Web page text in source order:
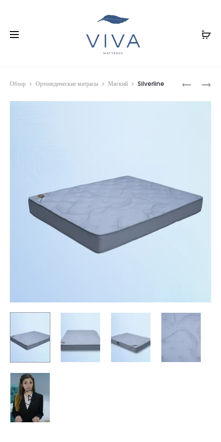
OPTIMAL
Обзор Ортопедические матрасы Мягкий Silverline